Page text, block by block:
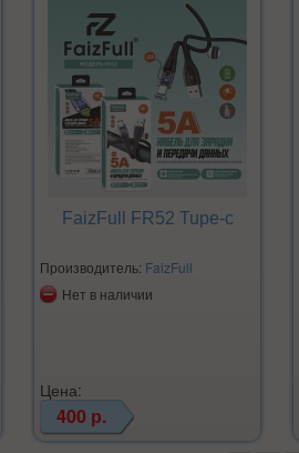
FaizFull FR52 Tupe-c
Производитель: FaizFull
Нет в наличии
Цена:
400 р.